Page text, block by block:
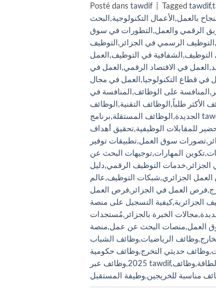
Posté dans tawdif Taggedtawdif,
بالعمل,الأعمال التكنولوجية,البحث
الرقمي والعمل,التطورات في سوق
,التوظيف الرسمي في الجزائر ,التوظيف
التوظيف,الشفافية في التوظيف,العمل
,العمل في الاقتصاد الرقمي,العمل في
في قطاع التكنولوجيا,العمل في مجال
,المنافسة على الوظائف,المنافسة في
الأكثر طلباً,الوظائف التقنية,الوظائف
الجديدة,الوظائف المستقلة,
للمقابلات الوظيفية,تحقيق أهداف
,تصورات سوق العمل,تطبيقات توفير
,تكوين المهارات,توجيهات البحث عن
,خدمات التوظيف الرقمي,
الجزائري,شبكات التوظيف,عالم
,فرص العمل في الجزائر ,فرص العمل
الجزائرية,
,مجالات الخبرة بالجزائر ,مُستجدات
العمل,منصات البحث عن عمل,
,وظائف الرياضيات,وظائف الشباب
,وظائف حديثي التخرج,وظائف حكومية
2025
, وظائف عبر tawdif, ,وظائف
مناسبة للخريجين,وظيفة المستقبل